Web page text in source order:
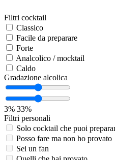
Filtri cocktail
Classico
Facile da preparare
Forte
Analcolico / mocktail
Caldo
Gradazione alcolica
3% 33%
Filtri personali
Solo cocktail che puoi
Posso fare ma non ho provato
Sei un fan